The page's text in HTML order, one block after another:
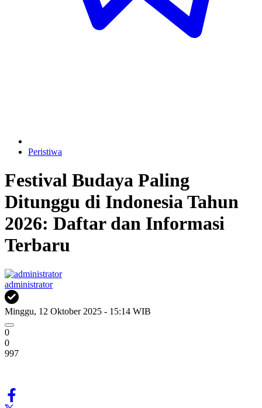
Peristiwa
Festival Budaya Paling
Ditunggu di Indonesia Tahun
2026: Daftar dan Informasi
Terbaru
administrator
Minggu, 12 Oktober 2025 - 15:14 WIB
0
0
997